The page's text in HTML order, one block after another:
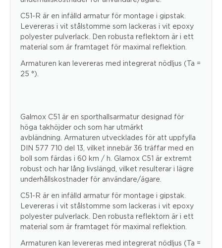
C51-R är en infälld armatur för montage i gipstak.
Levereras i vit stålstomme som lackeras i vit epoxy
polyester pulverlack. Den robusta reflektorn är i ett
material som är framtaget för maximal reflektion.
Armaturen kan levereras med integrerat nödljus (Ta =
25 °).
Galmox C51 är en sporthallsarmatur designad för
höga takhöjder och som har utmärkt
avbländning. Armaturen utvecklades för att uppfylla
DIN 577 710 del 13, vilket innebär 36 träffar med en
boll som färdas i 60 km / h. Glamox C51 är extremt
robust och har lång livslängd, vilket resulterar i lägre
underhållskostnader för användare/ägare.
C51-R är en infälld armatur för montage i gipstak.
Levereras i vit stålstomme som lackeras i vit epoxy
polyester pulverlack. Den robusta reflektorn är i ett
material som är framtaget för maximal reflektion.
Armaturen kan levereras med integrerat nödljus (Ta =